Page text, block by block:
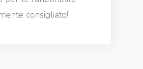
consigliato!